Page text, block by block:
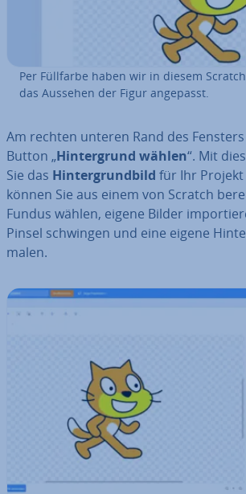
Per Füllfarbe haben wir in diesem
das Aussehen der Figur angepasst.
Am rechten unteren Rand des
Button „Hin­ter­grund wählen“. Mit
Sie das Hin­ter­grund­bild für Ihr
können Sie aus einem von Scratch
Fundus wählen, eigene Bilder
Pinsel schwingen und eine eigene
malen.